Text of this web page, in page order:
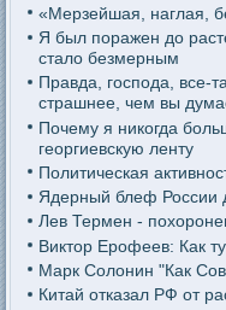
«Мерзейшая, наглая,
Я был поражен до
стало безмерным
Правда, господа, все-
страшнее, чем вы
Почему я никогда
георгиевскую ленту
Политическая
Ядерный блеф России
Лев Термен -
Виктор Ерофеев: Как
Марк Солонин "Как
Китай отказал РФ от